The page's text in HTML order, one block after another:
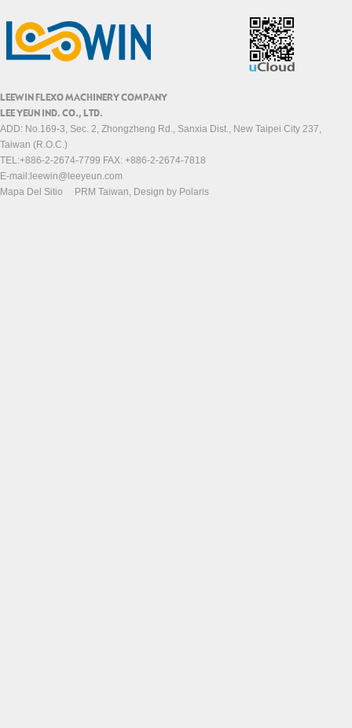
LEEWIN FLEXO MACHINERY COMPANY
LEE YEUN IND. CO., LTD.
ADD: No.169-3, Sec. 2, Zhongzheng Rd., Sanxia Dist., New Taipei City 237,
Taiwan (R.O.C.)
TEL:+886-2-2674-7799 FAX: +886-2-2674-7818
E-mail: leewin@leeyeun.com
Mapa Del Sitio
PRM Taiwan, Design by Polaris